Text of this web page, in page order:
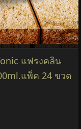
แฟรงคลิน
แพ็ค 24 ขวด